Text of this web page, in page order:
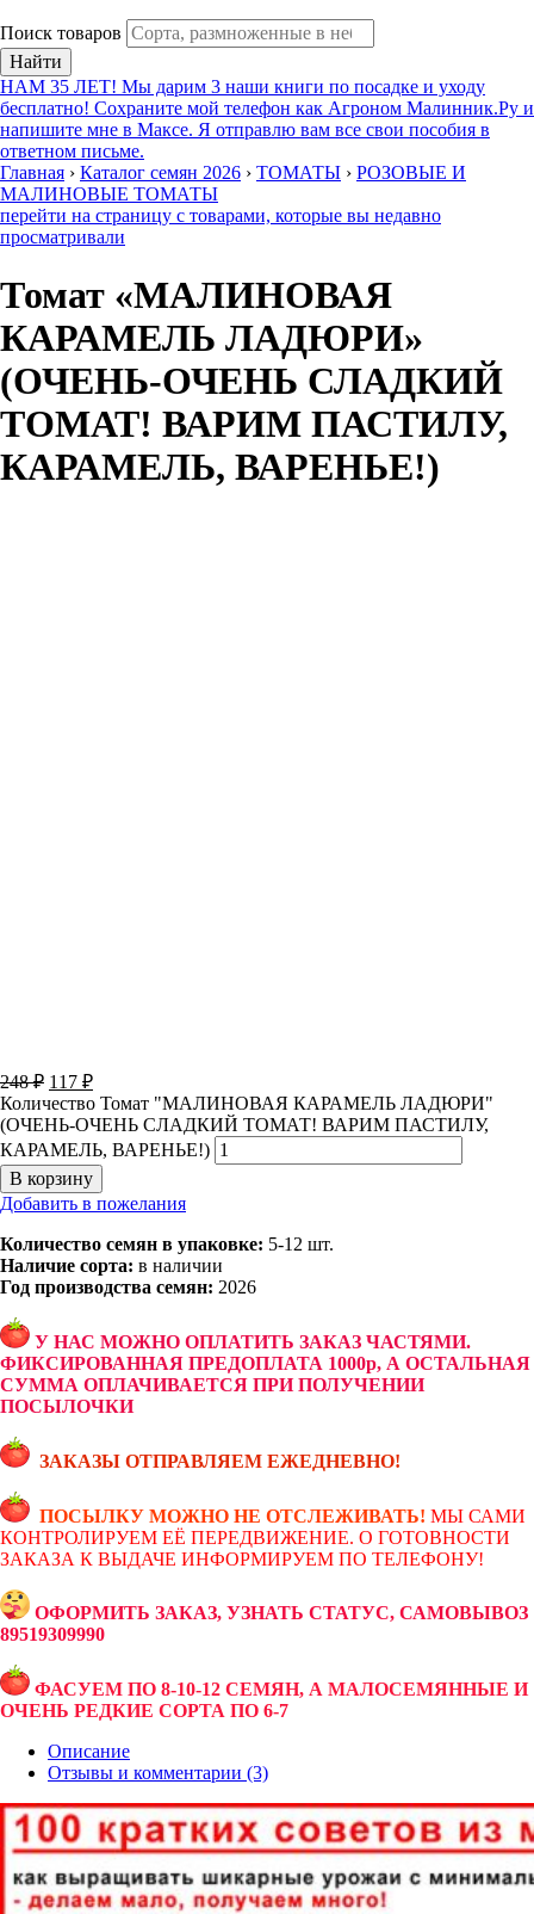
Поиск товаров
Найти
НАМ 35 ЛЕТ! Мы дарим 3 наши книги по посадке и уходу
бесплатно! Сохраните мой телефон как Агроном Малинник.Ру и
напишите мне в Максе. Я отправлю вам все свои пособия в
ответном письме.
Главная › Каталог семян 2026 › ТОМАТЫ › РОЗОВЫЕ И
МАЛИНОВЫЕ ТОМАТЫ
перейти на страницу с товарами, которые вы недавно
просматривали
Томат «МАЛИНОВАЯ
КАРАМЕЛЬ ЛАДЮРИ»
(ОЧЕНЬ-ОЧЕНЬ СЛАДКИЙ
ТОМАТ! ВАРИМ ПАСТИЛУ,
КАРАМЕЛЬ, ВАРЕНЬЕ!)
248₽ 117 ₽
Количество Томат "МАЛИНОВАЯ КАРАМЕЛЬ ЛАДЮРИ"
(ОЧЕНЬ-ОЧЕНЬ СЛАДКИЙ ТОМАТ! ВАРИМ ПАСТИЛУ,
КАРАМЕЛЬ, ВАРЕНЬЕ!)
В корзину
Добавить в пожелания
Количество семян в упаковке: 5-12 шт.
Наличие сорта: в наличии
Год производства семян: 2026
У НАС МОЖНО ОПЛАТИТЬ ЗАКАЗ ЧАСТЯМИ.
ФИКСИРОВАННАЯ ПРЕДОПЛАТА 1000р, А ОСТАЛЬНАЯ
СУММА ОПЛАЧИВАЕТСЯ ПРИ ПОЛУЧЕНИИ
ПОСЫЛОЧКИ
ЗАКАЗЫ ОТПРАВЛЯЕМ ЕЖЕДНЕВНО!
ПОСЫЛКУ МОЖНО НЕ ОТСЛЕЖИВАТЬ! МЫ САМИ
КОНТРОЛИРУЕМ ЕЁ ПЕРЕДВИЖЕНИЕ. О ГОТОВНОСТИ
ЗАКАЗА К ВЫДАЧЕ ИНФОРМИРУЕМ ПО ТЕЛЕФОНУ!
ОФОРМИТЬ ЗАКАЗ, УЗНАТЬ СТАТУС, САМОВЫВОЗ
89519309990
ФАСУЕМ ПО 8-10-12 СЕМЯН, А МАЛОСЕМЯННЫЕ И
ОЧЕНЬ РЕДКИЕ СОРТА ПО 6-7
Описание
Отзывы и комментарии (3)